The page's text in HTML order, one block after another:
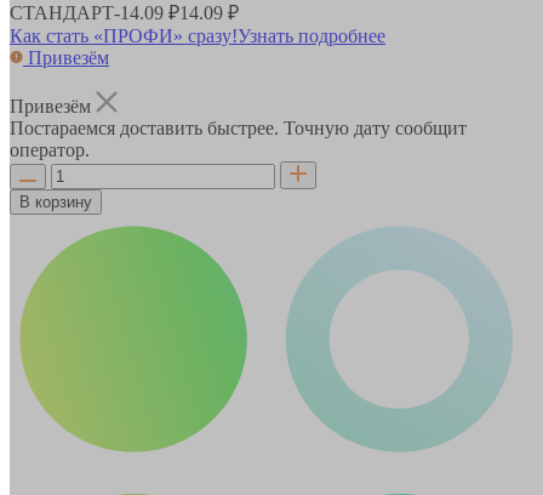
СТАНДАРТ-14.09 ₽14.09 ₽
Как стать «ПРОФИ» сразу!Узнать подробнее
Привезём
Привезём
Постараемся доставить быстрее. Точную дату сообщит
оператор.
В корзину